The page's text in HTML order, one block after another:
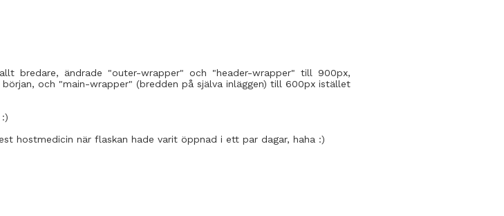
bredare, ändrade "outer-wrapper" och "header-wrapper" till 900px,
och "main-wrapper" (bredden på själva inläggen) till 600px istället
hostmedicin när flaskan hade varit öppnad i ett par dagar, haha :)